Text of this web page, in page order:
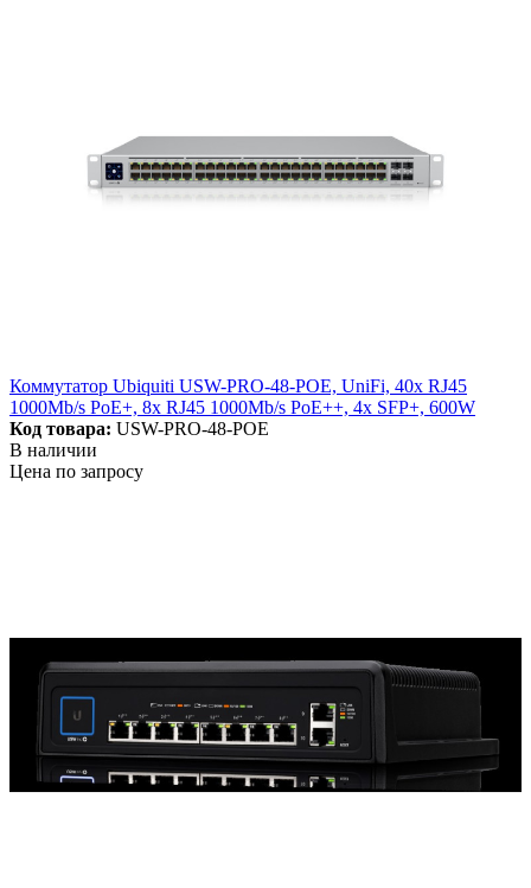
Коммутатор Ubiquiti USW-PRO-48-POE, UniFi, 40x RJ45
1000Mb/s PoE+, 8x RJ45 1000Mb/s PoE++, 4x SFP+, 600W
Код товара: USW-PRO-48-POE
В наличии
Цена по запросу